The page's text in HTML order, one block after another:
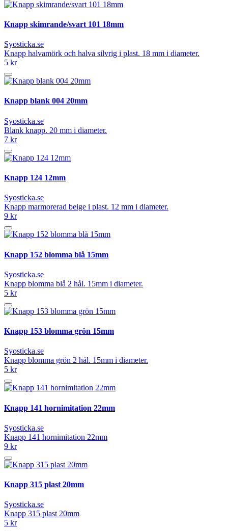
Knapp skimrande/svart 101 18mm
Syosticka.se
Knapp halvamörk och halva silvrig i plast. 18 mm i diameter.
5 kr
Knapp blank 004 20mm
Syosticka.se
Blank knapp. 20 mm i diameter.
7 kr
Knapp 124 12mm
Syosticka.se
Knapp marmorerad beige i plast. 12 mm i diameter.
9 kr
Knapp 152 blomma blå 15mm
Syosticka.se
Knapp blomma blå 2 hål. 15mm i diameter.
5 kr
Knapp 153 blomma grön 15mm
Syosticka.se
Knapp blomma grön 2 hål. 15mm i diameter.
5 kr
Knapp 141 hornimitation 22mm
Syosticka.se
Knapp 141 hornimitation 22mm
9 kr
Knapp 315 plast 20mm
Syosticka.se
Knapp 315 plast 20mm
5 kr